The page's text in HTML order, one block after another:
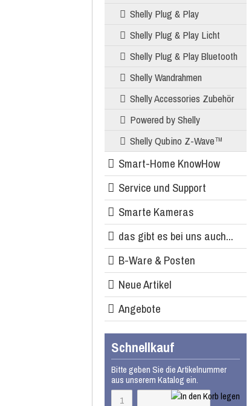
Shelly Plug & Play
Shelly Plug & Play Licht
Shelly Plug & Play Bluetooth
Shelly Wandrahmen
Shelly Accessories Zubehör
Powered by Shelly
Shelly Qubino Z-Wave™
Smart-Home KnowHow
Service und Support
Smarte Kameras
das gibt es bei uns auch...
B-Ware & Posten
Neue Artikel
Angebote
Schnellkauf
Bitte geben Sie die Artikelnummer
aus unserem Katalog ein.